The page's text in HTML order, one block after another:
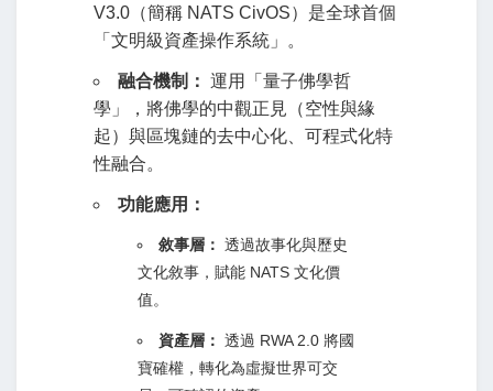
V3.0（簡稱 NATS CivOS）是全球首個
「文明級資產操作系統」。
融合機制： 運用「量子佛學哲
學」，將佛學的中觀正見（空性與緣
起）與區塊鏈的去中心化、可程式化特
性融合。
功能應用：
敘事層： 透過故事化與歷史
文化敘事，賦能 NATS 文化價
值。
資產層： 透過 RWA 2.0 將國
寶確權，轉化為虛擬世界可交